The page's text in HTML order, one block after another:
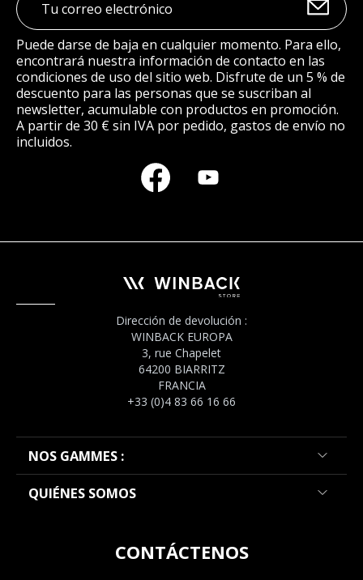
Puede darse de baja en cualquier momento. Para ello,
encontrará nuestra información de contacto en las
condiciones de uso del sitio web. Disfrute de un 5 % de
descuento para las personas que se suscriban al
newsletter, acumulable con productos en promoción.
A partir de 30 € sin IVA por pedido, gastos de envío no
incluidos.
Dirección de devolución :
WINBACK EUROPA
3, rue Chapelet
64200 BIARRITZ
FRANCIA
+33 (0)4 83 66 16 66
NOS GAMMES :
QUIÉNES SOMOS
CONTÁCTENOS